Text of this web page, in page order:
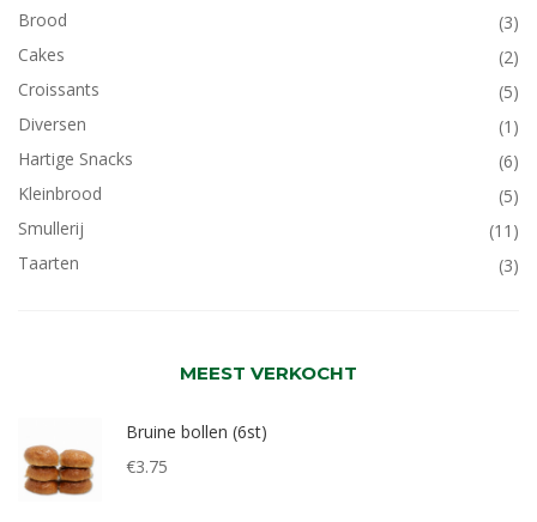
Brood
(3)
Cakes
(2)
Croissants
(5)
Diversen
(1)
Hartige Snacks
(6)
Kleinbrood
(5)
Smullerij
(11)
Taarten
(3)
MEEST VERKOCHT
Bruine bollen (6st)
€3.75